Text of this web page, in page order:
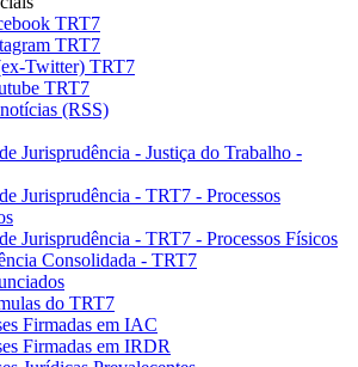
TRT7
TRT7
Twitter) TRT7
TRT7
(RSS)
Jurisprudência - Justiça do Trabalho -
Jurisprudência - TRT7 - Processos
Jurisprudência - TRT7 - Processos Físicos
Consolidada - TRT7
do TRT7
Firmadas em IAC
Firmadas em IRDR